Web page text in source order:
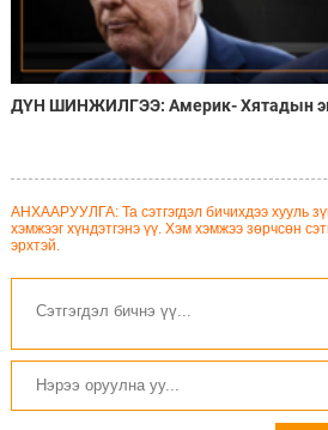
ДҮН ШИНЖИЛГЭЭ: Америк- Хятадын
АНХААРУУЛГА: Та сэтгэгдэл бичихдээ хууль
хэмжээг хүндэтгэнэ үү. Хэм хэмжээ зөрчсөн
эрхтэй.